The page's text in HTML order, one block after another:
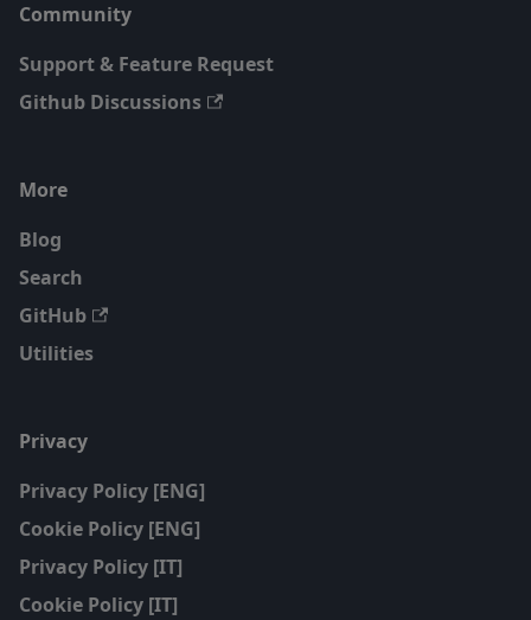
Community
Support & Feature Request
Github Discussions
More
Blog
Search
GitHub
Utilities
Privacy
Privacy Policy [ENG]
Cookie Policy [ENG]
Privacy Policy [IT]
Cookie Policy [IT]